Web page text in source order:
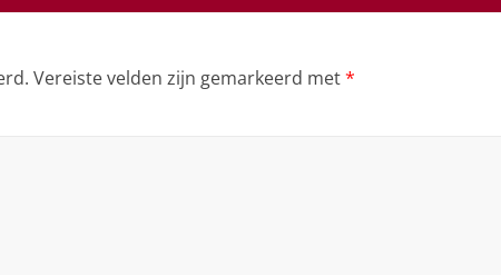
Vereiste velden zijn gemarkeerd met*